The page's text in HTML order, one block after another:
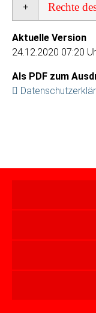
Rechte
Aktuelle Version
24.12.2020 07:20
Als PDF zum